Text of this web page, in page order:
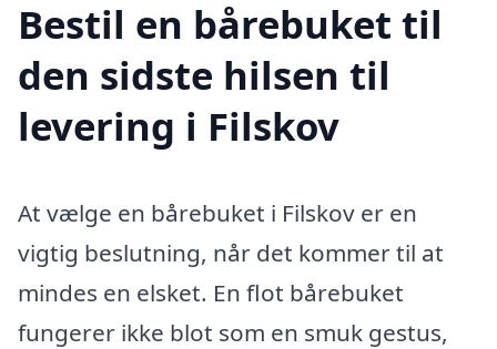
Bestil en bårebuket til
den sidste hilsen til
levering i Filskov
At vælge en bårebuket i Filskov er en
vigtig beslutning, når det kommer til at
mindes en elsket. En flot bårebuket
fungerer ikke blot som en smuk gestus,